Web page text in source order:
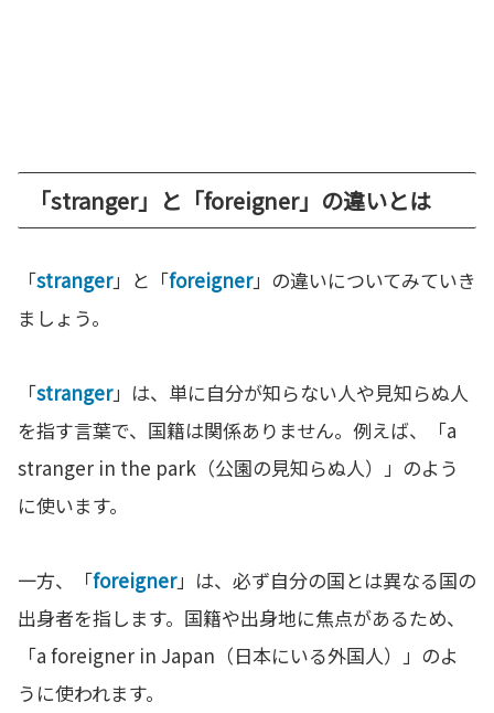
「stranger」と「foreigner」の違いとは
「stranger」と「foreigner」の違いについてみていき
ましょう。
「stranger」は、単に自分が知らない人や見知らぬ人
を指す言葉で、国籍は関係ありません。例えば、「a
stranger in the park（公園の見知らぬ人）」のよう
に使います。
一方、「foreigner」は、必ず自分の国とは異なる国の
出身者を指します。国籍や出身地に焦点があるため、
「a foreigner in Japan（日本にいる外国人）」のよ
うに使われます。